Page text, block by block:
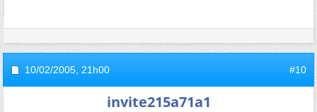
10/02/2005, 21h00 #10
invite215a71a1